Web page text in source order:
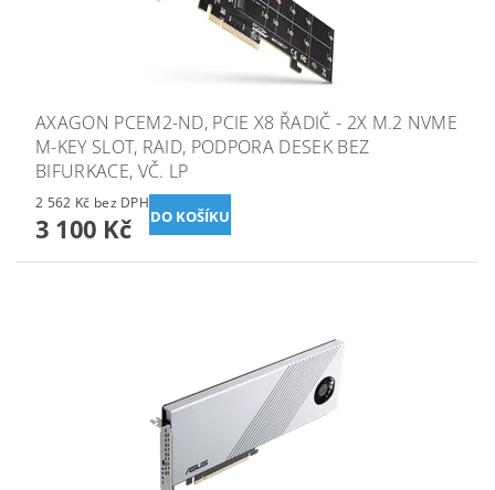
AXAGON PCEM2-ND, PCIE X8 ŘADIČ - 2X M.2 NVME
M-KEY SLOT, RAID, PODPORA DESEK BEZ
BIFURKACE, VČ. LP
2 562 Kč bez DPH
3 100 Kč